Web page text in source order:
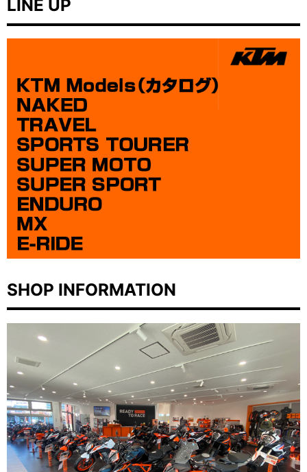
LINE UP
SHOP INFORMATION